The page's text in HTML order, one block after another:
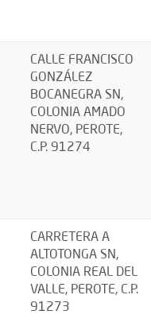
CALLE FRANCISCO
GONZÁLEZ
BOCANEGRA SN,
COLONIA AMADO
NERVO, PEROTE,
C.P. 91274
CARRETERA A
ALTOTONGA SN,
COLONIA REAL DEL
VALLE, PEROTE, C.P.
91273